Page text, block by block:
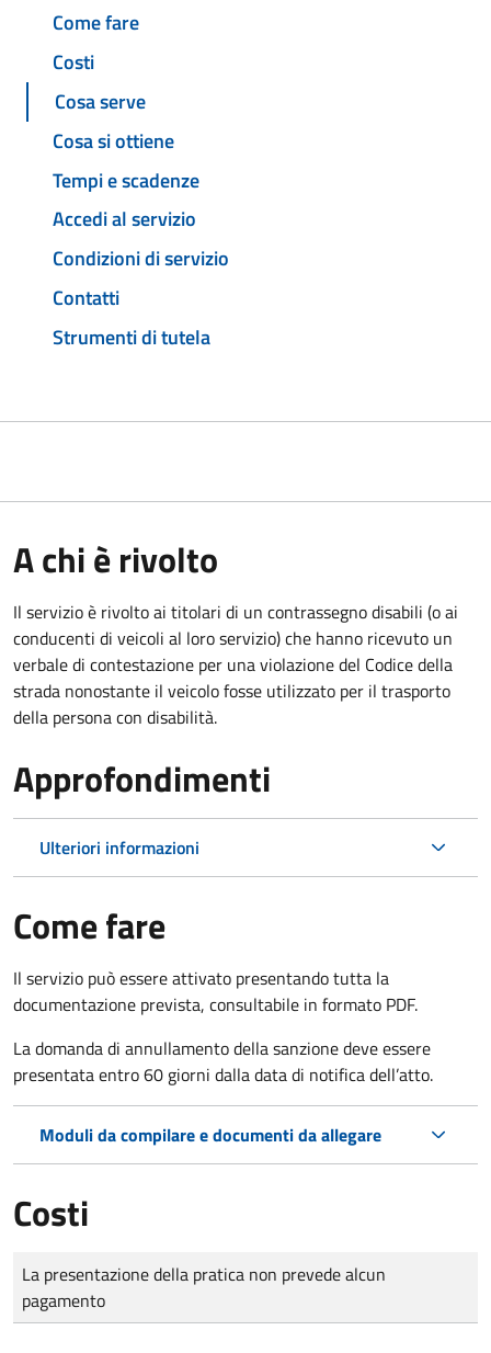
Come fare
Costi
Cosa serve
Cosa si ottiene
Tempi e scadenze
Accedi al servizio
Condizioni di servizio
Contatti
Strumenti di tutela
A chi è rivolto
Il servizio è rivolto ai titolari di un contrassegno disabili (o ai
conducenti di veicoli al loro servizio) che hanno ricevuto un
verbale di contestazione per una violazione del Codice della
strada nonostante il veicolo fosse utilizzato per il trasporto
della persona con disabilità.
Approfondimenti
Ulteriori informazioni
Come fare
Il servizio può essere attivato presentando tutta la
documentazione prevista, consultabile in formato PDF.
La domanda di annullamento della sanzione deve essere
presentata entro 60 giorni dalla data di notifica dell’atto.
Moduli da compilare e documenti da allegare
Costi
Tipo di pagamento
Importo
La presentazione della pratica non prevede alcun
pagamento